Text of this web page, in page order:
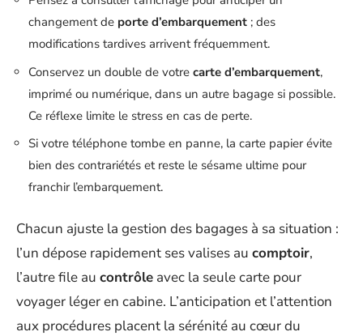
changement de porte d’embarquement ; des
modifications tardives arrivent fréquemment.
Conservez un double de votre carte d’embarquement,
imprimé ou numérique, dans un autre bagage si possible.
Ce réflexe limite le stress en cas de perte.
Si votre téléphone tombe en panne, la carte papier évite
bien des contrariétés et reste le sésame ultime pour
franchir l’embarquement.
Chacun ajuste la gestion des bagages à sa situation :
l’un dépose rapidement ses valises au comptoir,
l’autre file au contrôle avec la seule carte pour
voyager léger en cabine. L’anticipation et l’attention
aux procédures placent la sérénité au cœur du